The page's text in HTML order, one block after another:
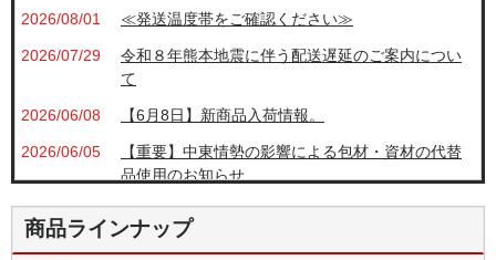
2026/08/01 ≪発送温度帯をご確認ください≫
2026/07/29
令和８年熊本地震に伴う配送遅延のご案内につい
て
2026/06/08 【6月8日】新商品入荷情報。
2026/06/05
【重要】中東情勢の影響による包材・資材の代替
品使用のお知らせ
2026/05/23 【5月23日】在庫処分情報
商品ラインナップ